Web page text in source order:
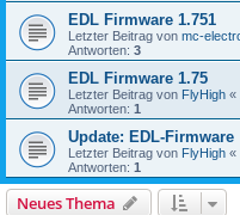
EDL Firmware 1.751
Letzter Beitrag von mc-
Antworten: 3
EDL Firmware 1.75
Letzter Beitrag von FlyHigh «
Antworten: 1
Update: EDL-Firmware
Letzter Beitrag von FlyHigh «
Antworten: 1
Neues Thema